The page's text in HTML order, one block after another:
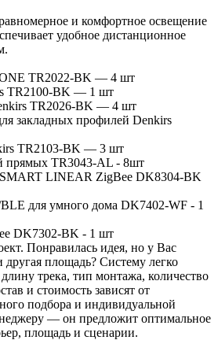
и комфортное освещение
удобное дистанционное
TR2022-BK — 4 шт
TR2100-BK — 1 шт
TR2026-BK — 4 шт
закладных профилей Denkirs
TR2103-BK — 3 шт
прямых TR3043-AL - 8шт
LINEAR ZigBee DK8304-BK
для умного дома DK7402-WF - 1
DK7302-BK - 1 шт
Понравилась идея, но у Вас
другая площадь? Систему легко
трека, тип монтажа, количество
и стоимость зависят от
подбора и индивидуальной
— он предложит оптимальное
площадь и сценарии.